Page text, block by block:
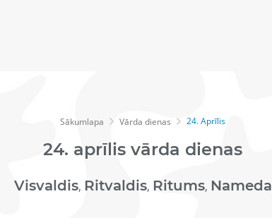
Sākumlapa Vārda dienas 24. Aprīlis
24. aprīlis vārda dienas
Visvaldis, Ritvaldis, Ritums, Nameda